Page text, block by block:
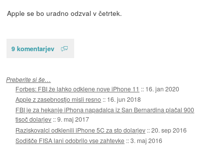
Apple se bo uradno odzval v četrtek.
9 komentarjev
Preberite si še…
Forbes: FBI že lahko odklene nove iPhone 11 :: 16. jan 2020
Apple z zasebnostjo misli resno :: 16. jun 2018
FBI je za hekanje iPhona napadalca iz San Bernardina plačal 900
tisoč dolarjev ::9. maj 2017
Raziskovalci odklenili iPhone 5C za sto dolarjev ::20. sep 2016
Sodišče FISA lani odobrilo vse zahtevke ::3. maj 2016